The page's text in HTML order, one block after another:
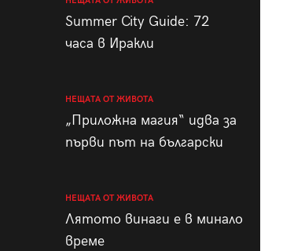
Summer City Guide: 72
часа в Иракли
НЕЩАТА ОТ ЖИВОТА
„Приложна магия“ идва за
първи път на български
НЕЩАТА ОТ ЖИВОТА
Лятото винаги е в минало
време